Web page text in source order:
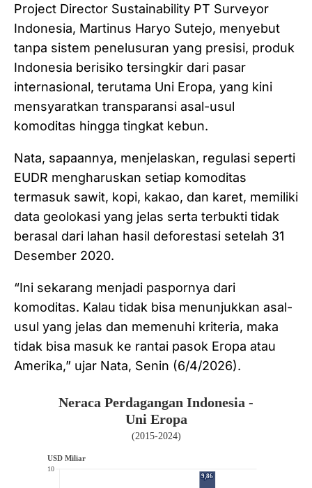
Project Director Sustainability PT Surveyor
Indonesia, Martinus Haryo Sutejo, menyebut
tanpa sistem penelusuran yang presisi, produk
Indonesia berisiko tersingkir dari pasar
internasional, terutama Uni Eropa, yang kini
mensyaratkan transparansi asal-usul
komoditas hingga tingkat kebun.
Nata, sapaannya, menjelaskan, regulasi seperti
EUDR mengharuskan setiap komoditas
termasuk sawit, kopi, kakao, dan karet, memiliki
data geolokasi yang jelas serta terbukti tidak
berasal dari lahan hasil deforestasi setelah 31
Desember 2020.
“Ini sekarang menjadi paspornya dari
komoditas. Kalau tidak bisa menunjukkan asal-
usul yang jelas dan memenuhi kriteria, maka
tidak bisa masuk ke rantai pasok Eropa atau
Amerika,” ujar Nata, Senin (6/4/2026).